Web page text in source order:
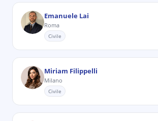
Emanuele Lai
Roma
Civile
Miriam Filippelli
Milano
Civile